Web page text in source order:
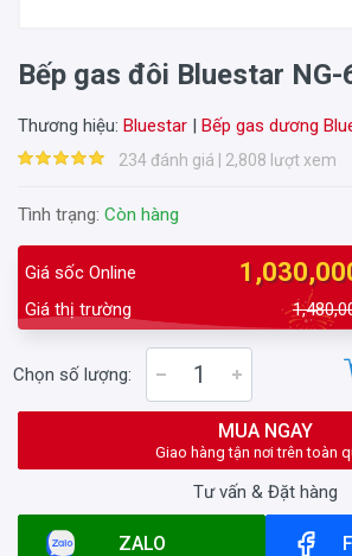
Bếp gas đôi Bluestar NG-
Thương hiệu: Bluestar | Bếp gas dương
234 đánh giá | 2,808 lượt xem
Tình trạng: Còn hàng
Giá sốc Online
Giá thị trường
Chọn số lượng:
MUA NGAY
Giao hàng tận nơi trên toàn
Tư vấn & Đặt hàng
ZALO